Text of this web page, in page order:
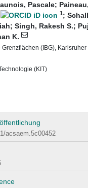
Pascale;
1;
; Singh, Rakesh S.;
K.
(IBG), Karlsruher
(KIT)
acsaem.5c00452